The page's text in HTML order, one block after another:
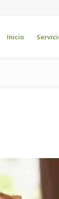
Inicio